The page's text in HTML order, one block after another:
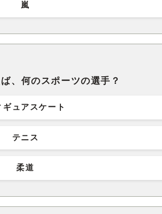
嵐
、何のスポーツの選手？
ギュアスケート
テニス
柔道